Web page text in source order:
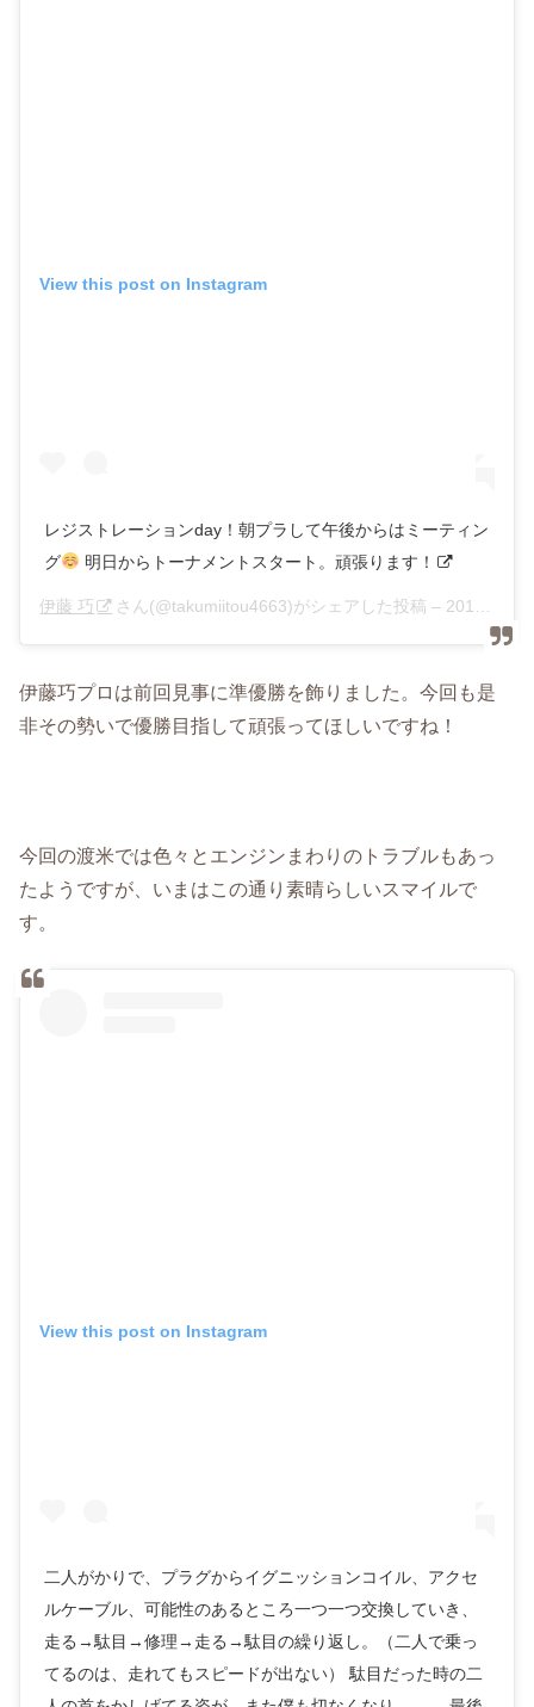
View this post on Instagram
レジストレーションday！朝プラして午後からはミーティン
グ
明日からトーナメントスタート。頑張ります！
伊藤 巧 さん(@takumiitou4663)がシェアした投稿 – 2019年 4月月24日午前2時51分PDT
伊藤巧プロは前回見事に準優勝を飾りました。今回も是
非その勢いで優勝目指して頑張ってほしいですね！
今回の渡米では色々とエンジンまわりのトラブルもあっ
たようですが、いまはこの通り素晴らしいスマイルで
す。
View this post on Instagram
二人がかりで、プラグからイグニッションコイル、アクセ
ルケーブル、可能性のあるところ一つ一つ交換していき、
走る→駄目→修理→走る→駄目の繰り返し。（二人で乗っ
てるのは、走れてもスピードが出ない） 駄目だった時の二